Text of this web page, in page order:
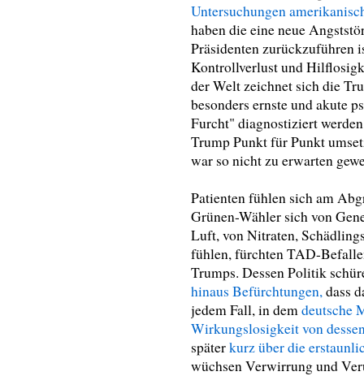
Untersuchungen
haben die eine neue
Präsidenten zurückzuführen
Kontrollverlust und
der Welt zeichnet sich die
besonders ernste und akute
Furcht" diagnostiziert
Trump Punkt für Punkt
war so nicht zu erwarten
Patienten fühlen sich am
Grünen-Wähler sich von
Luft, von Nitraten,
fühlen, fürchten TAD-
Trumps. Dessen Politik
hinaus Befürchtungen, dass
jedem Fall, in dem deutsche
Wirkungslosigkeit von
späterkurz über die
wüchsen Verwirrung und